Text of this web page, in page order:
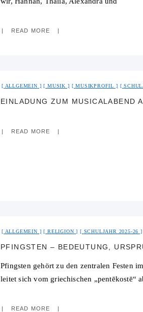
READ MORE
ALLGEMEIN MUSIK MUSIKPROFIL
EINLADUNG ZUM MUSICALABEND
READ MORE
ALLGEMEIN RELIGION SCHULJAHR 2025-26
PFINGSTEN – BEDEUTUNG,
Pfingsten gehört zu den zentralen Festen
leitet sich vom griechischen „pentēkostē“
READ MORE